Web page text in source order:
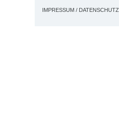
IMPRESSUM / DATENSCHUTZ